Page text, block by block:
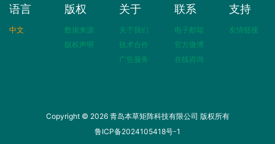
语言
中文
版权
数据来源
版权声明
关于
关于我们
技术合作
广告服务
联系
电子邮箱
官方微博
在线咨询
支持
友情链接
Copyright © 2026 青岛本草矩阵科技有限公司 版权所有
鲁ICP备2024105418号-1